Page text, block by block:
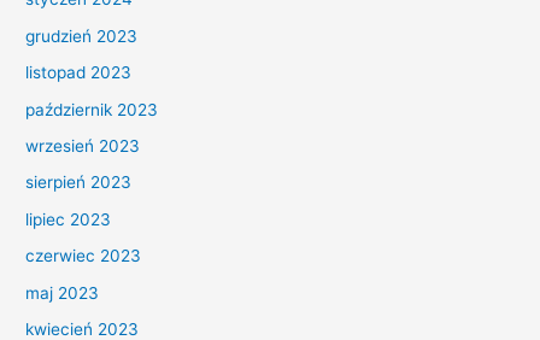
grudzień 2023
listopad 2023
październik 2023
wrzesień 2023
sierpień 2023
lipiec 2023
czerwiec 2023
maj 2023
kwiecień 2023